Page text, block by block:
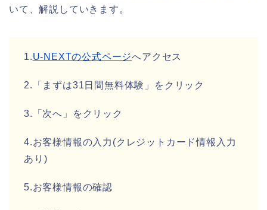
いて、解説していきます。
1.U-NEXTの公式ページへアクセス
2.「まずは31日間無料体験」をクリック
3.「次へ」をクリック
4.お客様情報の入力(クレジットカード情報入力
あり)
5.お客様情報の確認